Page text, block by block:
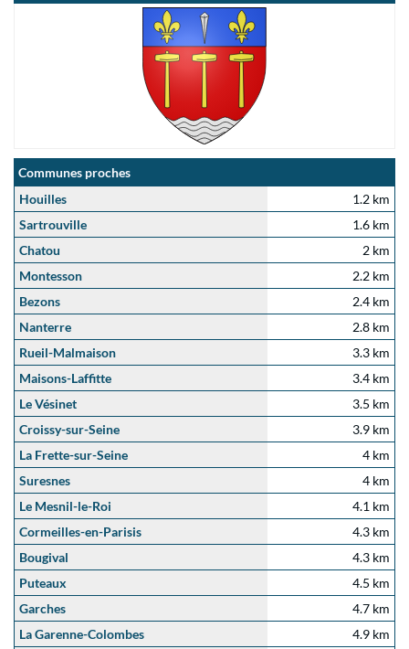
Communes proches
Houilles
1.2 km
Sartrouville
1.6 km
Chatou
2 km
Montesson
2.2 km
Bezons
2.4 km
Nanterre
2.8 km
Rueil-Malmaison
3.3 km
Maisons-Laffitte
3.4 km
Le Vésinet
3.5 km
Croissy-sur-Seine
3.9 km
La Frette-sur-Seine
4 km
Suresnes
4 km
Le Mesnil-le-Roi
4.1 km
Cormeilles-en-Parisis
4.3 km
Bougival
4.3 km
Puteaux
4.5 km
Garches
4.7 km
La Garenne-Colombes
4.9 km